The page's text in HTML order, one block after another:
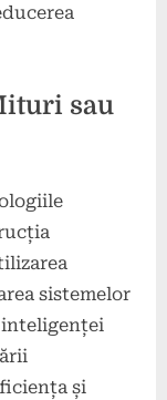
sau
sistemelor
inteligenței
și